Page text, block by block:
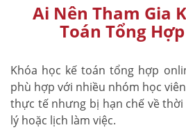
Ai Nên Tham Gia
Toán Tổng
Khóa học kế toán tổng hợp
phù hợp với nhiều nhóm học
thực tế nhưng bị hạn chế về thời
lý hoặc lịch làm việc.